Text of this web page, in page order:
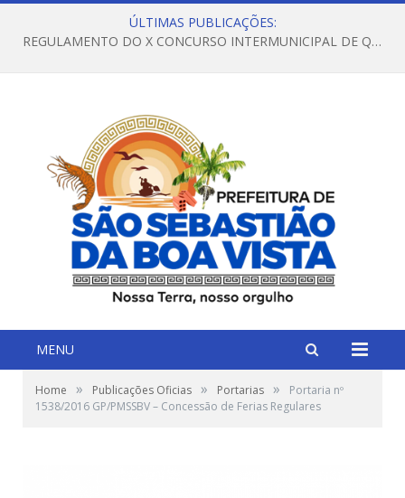
ÚLTIMAS PUBLICAÇÕES:
REGULAMENTO DO X CONCURSO INTERMUNICIPAL DE QUADRILHAS JUNINAS – 2026 – ARRAIÁ DA VENEZA
MENU
Home » Publicações Oficias » Portarias »
Portaria nº
1538/2016 GP/PMSSBV – Concessão de Ferias Regulares